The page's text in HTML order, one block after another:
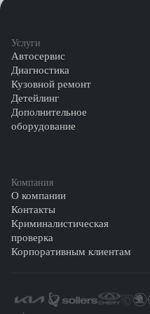
Услуги
Автосервис
Диагностика
Кузовной ремонт
Детейлинг
Дополнительное
оборудование
Компания
О компании
Контакты
Криминалистическая
проверка
Корпоративным клиентам